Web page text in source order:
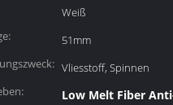
Weiß
51mm
Vliesstoff, Spinnen
Low Melt Fiber